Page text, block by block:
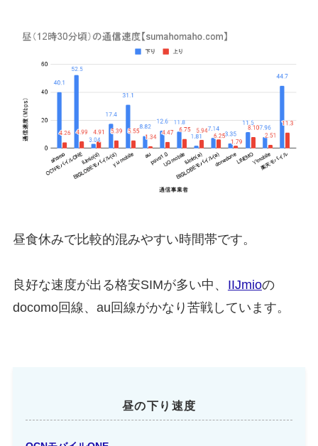
昼食休みで比較的混みやすい時間帯です。
良好な速度が出る格安SIMが多い中、 IIJmioの
docomo回線、au回線がかなり苦戦しています。
昼の下り速度